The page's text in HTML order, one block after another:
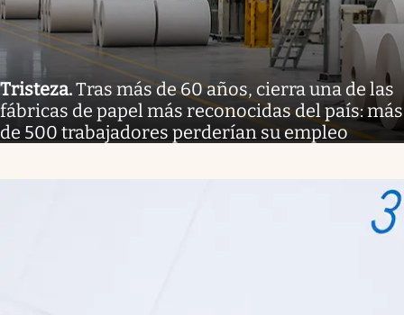
Tristeza.Tras más de 60 años, cierra una de las
fábricas de papel más reconocidas del país: más
de 500 trabajadores perderían su empleo